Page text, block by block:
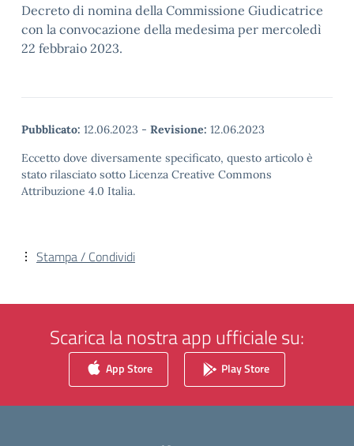
Decreto di nomina della Commissione Giudicatrice
con la convocazione della medesima per mercoledì
22 febbraio 2023.
Pubblicato: 12.06.2023 - Revisione: 12.06.2023
Eccetto dove diversamente specificato, questo articolo è
stato rilasciato sotto Licenza Creative Commons
Attribuzione 4.0 Italia.
Stampa / Condividi
Scarica la nostra app ufficiale su:
App Store Play Store